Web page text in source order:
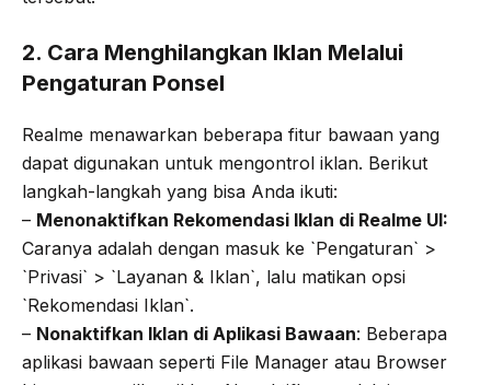
2. Cara Menghilangkan Iklan Melalui
Pengaturan Ponsel
Realme menawarkan beberapa fitur bawaan yang
dapat digunakan untuk mengontrol iklan. Berikut
langkah-langkah yang bisa Anda ikuti:
– Menonaktifkan Rekomendasi Iklan di Realme UI:
Caranya adalah dengan masuk ke `Pengaturan` >
`Privasi` > `Layanan & Iklan`, lalu matikan opsi
`Rekomendasi Iklan`.
– Nonaktifkan Iklan di Aplikasi Bawaan: Beberapa
aplikasi bawaan seperti File Manager atau Browser